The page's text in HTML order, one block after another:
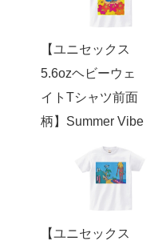
【ユニセックス
5.6ozヘビーウェ
イトTシャツ前面
柄】Summer Vibe
【ユニセックス